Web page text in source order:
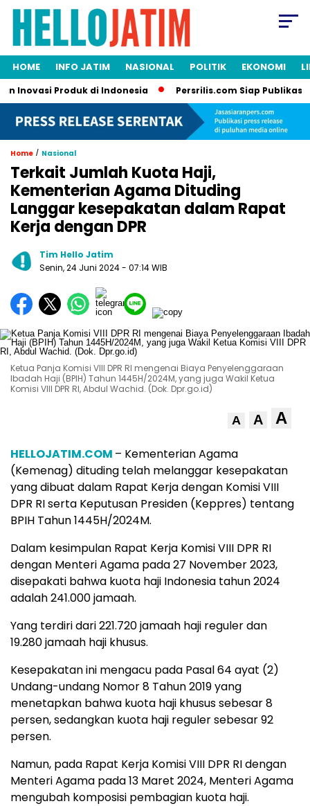
HOME INFO JATIM NASIONAL POLITIK EKONOMI
Produk di Indonesia Persrilis.com Siap Publikasikan
Home / Nasional
Terkait Jumlah Kuota Haji,
Kementerian Agama Dituding
Langgar kesepakatan dalam Rapat
Kerja dengan DPR
Tim Hello Jatim
Senin, 24 Juni 2024- 07:14 WIB
Ketua Panja Komisi VIII DPR RI mengenai Biaya Penyelenggaraan
Ibadah Haji (BPIH) Tahun 1445H/2024M, yang juga Wakil Ketua
Komisi VIII DPR RI, Abdul Wachid. (Dok. Dpr.go.id)
A A A
HELLOJATIM.COM – Kementerian Agama
(Kemenag) dituding telah melanggar kesepakatan
yang dibuat dalam Rapat Kerja dengan Komisi VIII
DPR RI serta Keputusan Presiden (Keppres) tentang
BPIH Tahun 1445H/2024M.
Dalam kesimpulan Rapat Kerja Komisi VIII DPR RI
dengan Menteri Agama pada 27 November 2023,
disepakati bahwa kuota haji Indonesia tahun 2024
adalah 241.000 jamaah.
Yang terdiri dari 221.720 jamaah haji reguler dan
19.280 jamaah haji khusus.
Kesepakatan ini mengacu pada Pasal 64 ayat (2)
Undang-undang Nomor 8 Tahun 2019 yang
menetapkan bahwa kuota haji khusus sebesar 8
persen, sedangkan kuota haji reguler sebesar 92
persen.
Namun, pada Rapat Kerja Komisi VIII DPR RI dengan
Menteri Agama pada 13 Maret 2024, Menteri Agama
mengubah komposisi pembagian kuota haji.